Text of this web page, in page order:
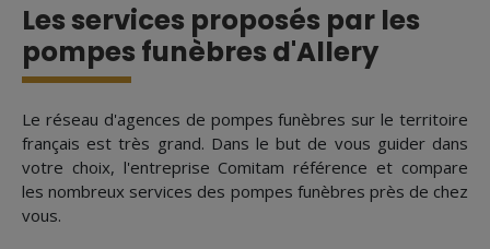
Les services proposés par les
pompes funèbres d'Allery
Le réseau d'agences de pompes funèbres sur le territoire
français est très grand. Dans le but de vous guider dans
votre choix, l'entreprise Comitam référence et compare
les nombreux services des pompes funèbres près de chez
vous.